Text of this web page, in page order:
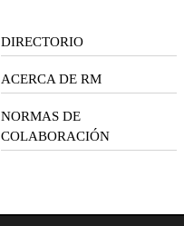
DIRECTORIO
ACERCA DE RM
NORMAS DE
COLABORACIÓN